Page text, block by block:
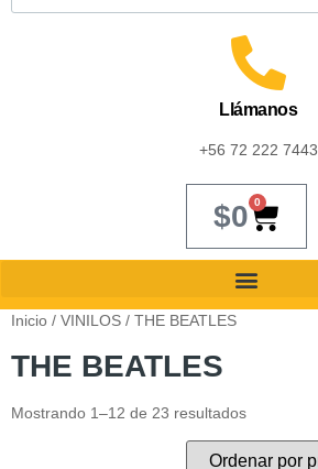
Llámanos
+56 72 222 7443
$0 0
Inicio / VINILOS / THE BEATLES
THE BEATLES
Mostrando 1–12 de 23 resultados